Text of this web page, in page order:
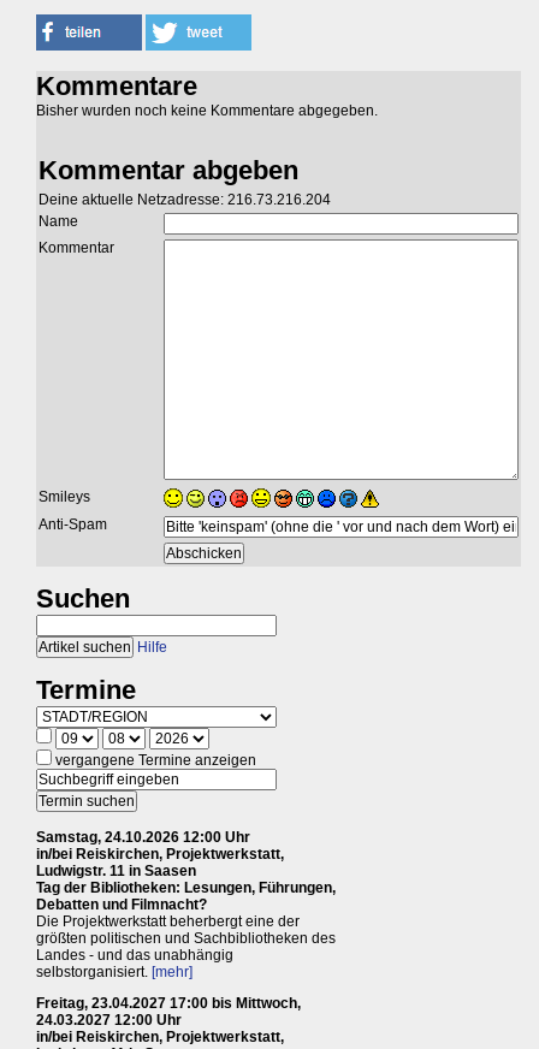
Kommentare
Bisher wurden noch keine Kommentare abgegeben.
Kommentar abgeben
Deine aktuelle Netzadresse: 216.73.216.204
Name
Kommentar
Smileys
Anti-Spam
Suchen
Hilfe
Termine
vergangene Termine anzeigen
Samstag, 24.10.2026 12:00 Uhr
in/bei Reiskirchen, Projektwerkstatt,
Ludwigstr. 11 in Saasen
Tag der Bibliotheken: Lesungen, Führungen,
Debatten und Filmnacht?
Die Projektwerkstatt beherbergt eine der
größten politischen und Sachbibliotheken des
Landes - und das unabhängig
selbstorganisiert. [mehr]
Freitag, 23.04.2027 17:00 bis Mittwoch,
24.03.2027 12:00 Uhr
in/bei Reiskirchen, Projektwerkstatt,